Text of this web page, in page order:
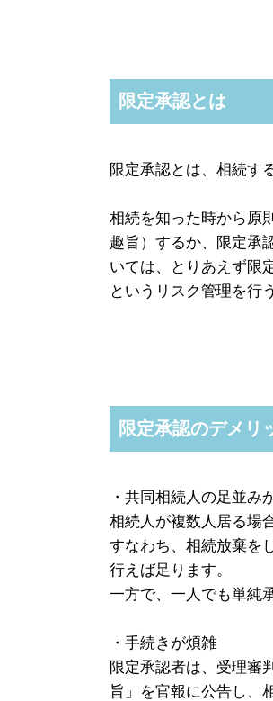
限定承認とは
限定承認とは、相続す
相続を知った時から原
趣旨）するか、限定承
いては、とりあえず限
というリスク管理を行
限定承認のデメリ
・共同相続人の足並み
相続人が複数人居る場
すなわち、相続放棄を
行えば足ります。
一方で、一人でも単純
・手続きが煩雑
限定承認者は、受理審
旨」を官報に公告し、